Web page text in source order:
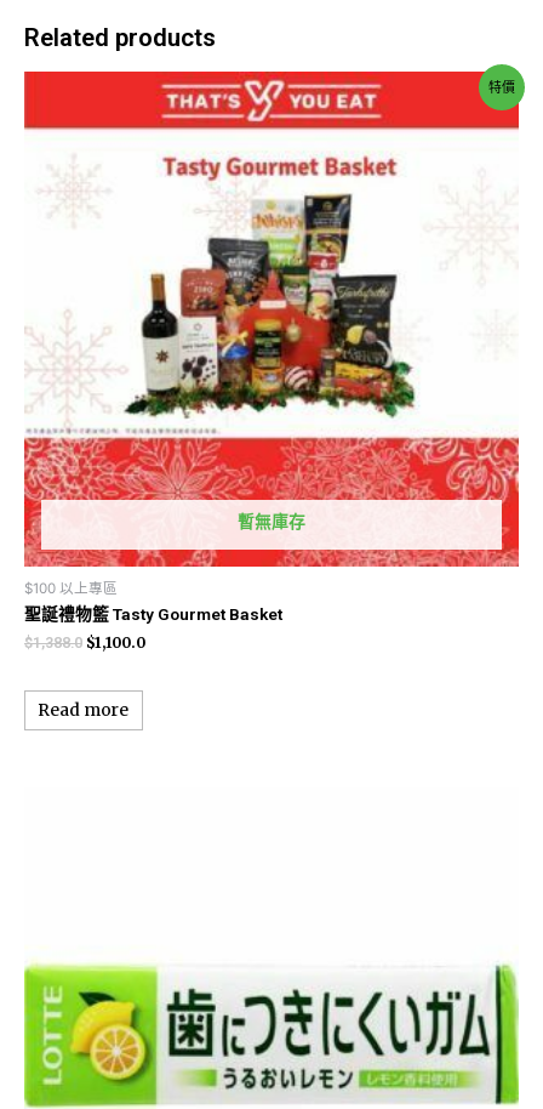
Related products
特價
暫無庫存
$100 以上專區
聖誕禮物籃 Tasty Gourmet Basket
$1,388.0 $1,100.0
Read more